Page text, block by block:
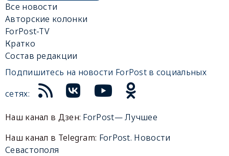
Все новости
Авторские колонки
ForPost-TV
Кратко
Состав редакции
Подпишитесь на новости ForPost в социальных
сетях:
Наш канал в Дзен: ForPost— Лучшее
Наш канал в Telegram: ForPost. Новости
Севастополя